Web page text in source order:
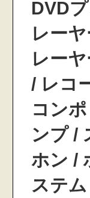
DVD
レー
レー
/ レコ
コン
ンプ /
ホン /
ステ